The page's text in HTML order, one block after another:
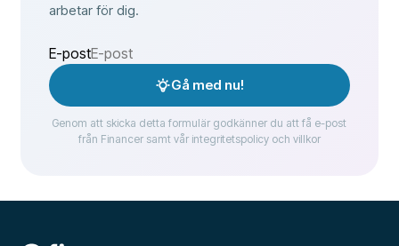
arbetar för dig.
E-post
Gå med nu!
Genom att skicka detta formulär godkänner du att få e-post
från Financer samt vår integritetspolicy och villkor